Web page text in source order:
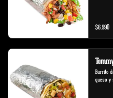
$6.990
Burrito
queso y